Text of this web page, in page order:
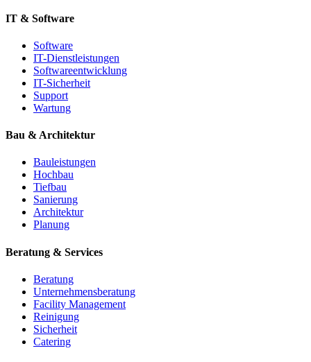
IT & Software
Software
IT-Dienstleistungen
Softwareentwicklung
IT-Sicherheit
Support
Wartung
Bau & Architektur
Bauleistungen
Hochbau
Tiefbau
Sanierung
Architektur
Planung
Beratung & Services
Beratung
Unternehmensberatung
Facility Management
Reinigung
Sicherheit
Catering